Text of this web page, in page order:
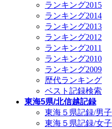
ランキング2015
ランキング2014
ランキング2013
ランキング2012
ランキング2011
ランキング2010
ランキング2009
歴代ランキング
ベスト記録検索
東海5県/北信越記録
東海５県記録/男子
東海５県記録/女子